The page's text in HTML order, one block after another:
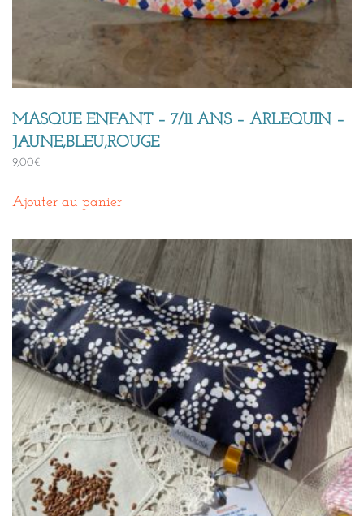
MASQUE ENFANT – 7/11 ANS – ARLEQUIN –
JAUNE,BLEU,ROUGE
9,00€
Ajouter au panier